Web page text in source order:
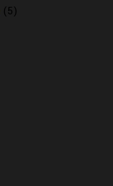
(5)